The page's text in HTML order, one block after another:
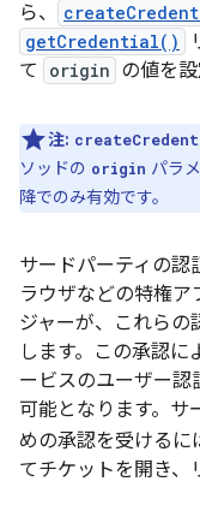
ら、
getCredential()
て
origin の値を設
注:
ソッドの origin パラ
降でのみ有効です。
サードパーティの認
ラウザなどの特権
ジャーが、これらの
します。この承認
ービスのユーザー認
可能となります。サ
めの承認を受けるに
てチケットを開き、